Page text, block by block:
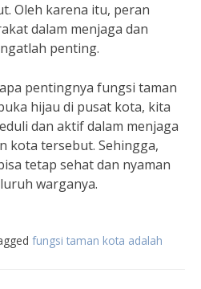
Oleh karena itu, peran
dalam menjaga dan
penting.
pentingnya fungsi taman
hijau di pusat kota, kita
dan aktif dalam menjaga
kota tersebut. Sehingga,
tetap sehat dan nyaman
warganya.
fungsi taman kota adalah